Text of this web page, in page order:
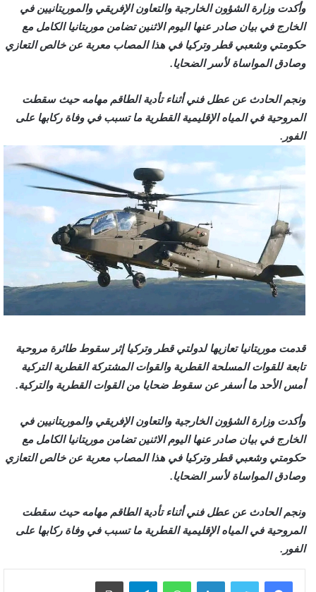
وأكدت وزارة الشؤون الخارجية والتعاون الإفريقي والموريتانيين في
الخارج في بيان صادر عنها اليوم الاثنين تضامن موريتانيا الكامل مع
حكومتي وشعبي قطر وتركيا في هذا المصاب معربة عن خالص التعازي
وصادق المواساة لأسر الضحايا.
ونجم الحادث عن عطل فني أثناء تأدية الطاقم مهامه حيث سقطت
المروحية في المياه الإقليمية القطرية ما تسبب في وفاة ركابها على
الفور.
قدمت موريتانيا تعازيها لدولتي قطر وتركيا إثر سقوط طائرة مروحية
تابعة للقوات المسلحة القطرية والقوات المشتركة القطرية التركية
أمس الأحد ما أسفر عن سقوط ضحايا من القوات القطرية والتركية.
وأكدت وزارة الشؤون الخارجية والتعاون الإفريقي والموريتانيين في
الخارج في بيان صادر عنها اليوم الاثنين تضامن موريتانيا الكامل مع
حكومتي وشعبي قطر وتركيا في هذا المصاب معربة عن خالص التعازي
وصادق المواساة لأسر الضحايا.
ونجم الحادث عن عطل فني أثناء تأدية الطاقم مهامه حيث سقطت
المروحية في المياه الإقليمية القطرية ما تسبب في وفاة ركابها على
الفور.
لينكدإن واتساب